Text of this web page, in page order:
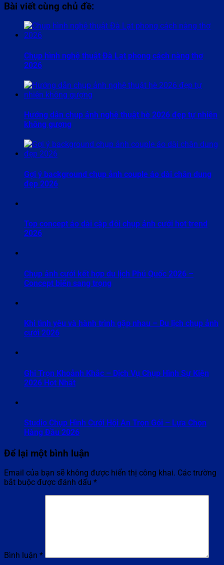
Bài viết cùng chủ đề:
Chụp hình nghệ thuật Đà Lạt phong cách nàng thơ
2026
Hướng dẫn chụp ảnh nghệ thuật hè 2026 đẹp tự nhiên
không gượng
Gợi ý background chụp ảnh couple áo dài chân dung
đẹp 2026
Top concept áo dài cặp đôi chụp ảnh cưới hot trend
2026
Chụp ảnh cưới kết hợp du lịch Phú Quốc 2026 –
Concept biển sang trọng
Khi tình yêu và hành trình gặp nhau – Du lịch chụp ảnh
cưới 2026
Ghi Trọn Khoảnh Khắc – Dịch Vụ Chụp Hình Sự Kiện
2026 Hot Nhất
Studio Chụp Hình Cưới Hội An Trọn Gói – Lựa Chọn
Hàng Đầu 2026
Để lại một bình luận
Email của bạn sẽ không được hiển thị công khai. Các trường
bắt buộc được đánh dấu *
Bình luận *